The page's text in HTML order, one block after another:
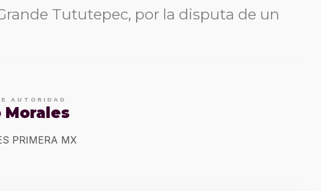
Tututepec, por la disputa de un
AUTORIDAD
Morales
PRIMERA MX